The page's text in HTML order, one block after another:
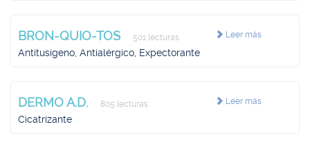
Leer más
BRON-QUIO-TOS 501 lecturas
Antitusígeno, Antialérgico, Expectorante
Leer más
DERMO A.D. 805 lecturas
Cicatrizante